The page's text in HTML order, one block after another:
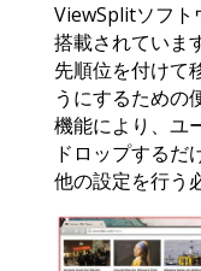
ViewSplitソフト
搭載されていま
先順位を付けて
うにするための
機能により、ユ
ドロップするだ
他の設定を行う